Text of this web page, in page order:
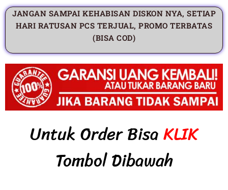
JANGAN SAMPAI KEHABISAN DISKON NYA, SETIAP
HARI RATUSAN PCS TERJUAL, PROMO TERBATAS
(BISA COD)
Untuk Order BisaKLIK
Tombol Dibawah